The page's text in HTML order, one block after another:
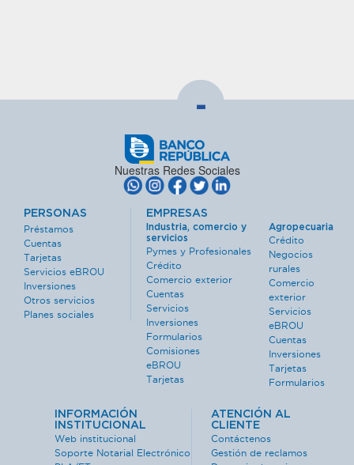
-
Nuestras Redes Sociales
PERSONAS
Préstamos
Cuentas
Tarjetas
Servicios eBROU
Inversiones
Otros servicios
Planes sociales
EMPRESAS
Industria, comercio y
servicios
Pymes y Profesionales
Crédito
Comercio exterior
Cuentas
Servicios
Inversiones
Formularios
Comisiones
eBROU
Tarjetas
Agropecuaria
Crédito
Negocios
rurales
Comercio
exterior
Servicios
eBROU
Cuentas
Inversiones
Tarjetas
Formularios
INFORMACIÓN
INSTITUCIONAL
Web institucional
Soporte Notarial Electrónico
ATENCIÓN AL
CLIENTE
Contáctenos
Gestión de reclamos